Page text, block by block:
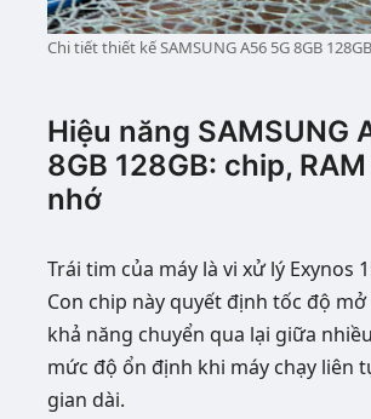
Chi tiết thiết kế SAMSUNG A56 5G 8GB 128GB
Hiệu năng SAMSUNG
8GB 128GB: chip,
nhớ
Trái tim của máy là vi xử lý Exynos
Con chip này quyết định tốc độ
khả năng chuyển qua lại giữa
mức độ ổn định khi máy chạy liên
gian dài.